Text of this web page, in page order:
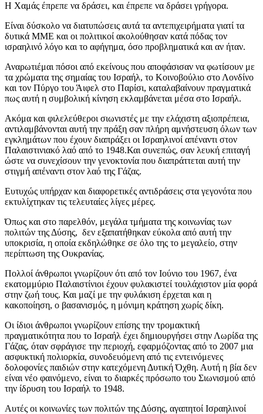
Η Χαμάς έπρεπε να δράσει, και έπρεπε να δράσει γρήγορα.
Είναι δύσκολο να διατυπώσεις αυτά τα αντεπιχειρήματα γιατί τα
δυτικά ΜΜΕ και οι πολιτικοί ακολούθησαν κατά πόδας τον
ισραηλινό λόγο και το αφήγημα, όσο προβληματικά και αν ήταν.
Αναρωτιέμαι πόσοι από εκείνους που αποφάσισαν να φωτίσουν με
τα χρώματα της σημαίας του Ισραήλ, το Κοινοβούλιο στο Λονδίνο
και τον Πύργο του Άιφελ στο Παρίσι, καταλαβαίνουν πραγματικά
πως αυτή η συμβολική κίνηση εκλαμβάνεται μέσα στο Ισραήλ.
Ακόμα και φιλελεύθεροι σιωνιστές με την ελάχιστη αξιοπρέπεια,
αντιλαμβάνονται αυτή την πράξη σαν πλήρη αμνήστευση όλων των
εγκλημάτων που έχουν διαπράξει οι Ισραηλινοί απέναντι στον
Παλαιστινιακό λαό από το 1948.Και συνεπώς, σαν λευκή επιταγή
ώστε να συνεχίσουν την γενοκτονία που διαπράττεται αυτή την
στιγμή απέναντι στον λαό της Γάζας.
Ευτυχώς υπήρχαν και διαφορετικές αντιδράσεις στα γεγονότα που
εκτυλίχτηκαν τις τελευταίες λίγες μέρες.
Όπως και στο παρελθόν, μεγάλα τμήματα της κοινωνίας των
πολιτών της Δύσης, δεν εξαπατήθηκαν εύκολα από αυτή την
υποκρισία, η οποία εκδηλώθηκε σε όλο της το μεγαλείο, στην
περίπτωση της Ουκρανίας.
Πολλοί άνθρωποι γνωρίζουν ότι από τον Ιούνιο του 1967, ένα
εκατομμύριο Παλαιστίνιοι έχουν φυλακιστεί τουλάχιστον μία φορά
στην ζωή τους. Και μαζί με την φυλάκιση έρχεται και η
κακοποίηση, ο βασανισμός, η μόνιμη κράτηση χωρίς δίκη.
Οι ίδιοι άνθρωποι γνωρίζουν επίσης την τρομακτική
πραγματικότητα που το Ισραήλ έχει δημιουργήσει στην Λωρίδα της
Γάζας, όταν σφράγισε την περιοχή, εφαρμόζοντας από το 2007 μια
ασφυκτική πολιορκία, συνοδευόμενη από τις εντεινόμενες
δολοφονίες παιδιών στην κατεχόμενη Δυτική Όχθη. Αυτή η βία δεν
είναι νέο φαινόμενο, είναι το διαρκές πρόσωπο του Σιωνισμού από
την ίδρυση του Ισραήλ το 1948.
Αυτές οι κοινωνίες των πολιτών της Δύσης, αγαπητοί Ισραηλινοί